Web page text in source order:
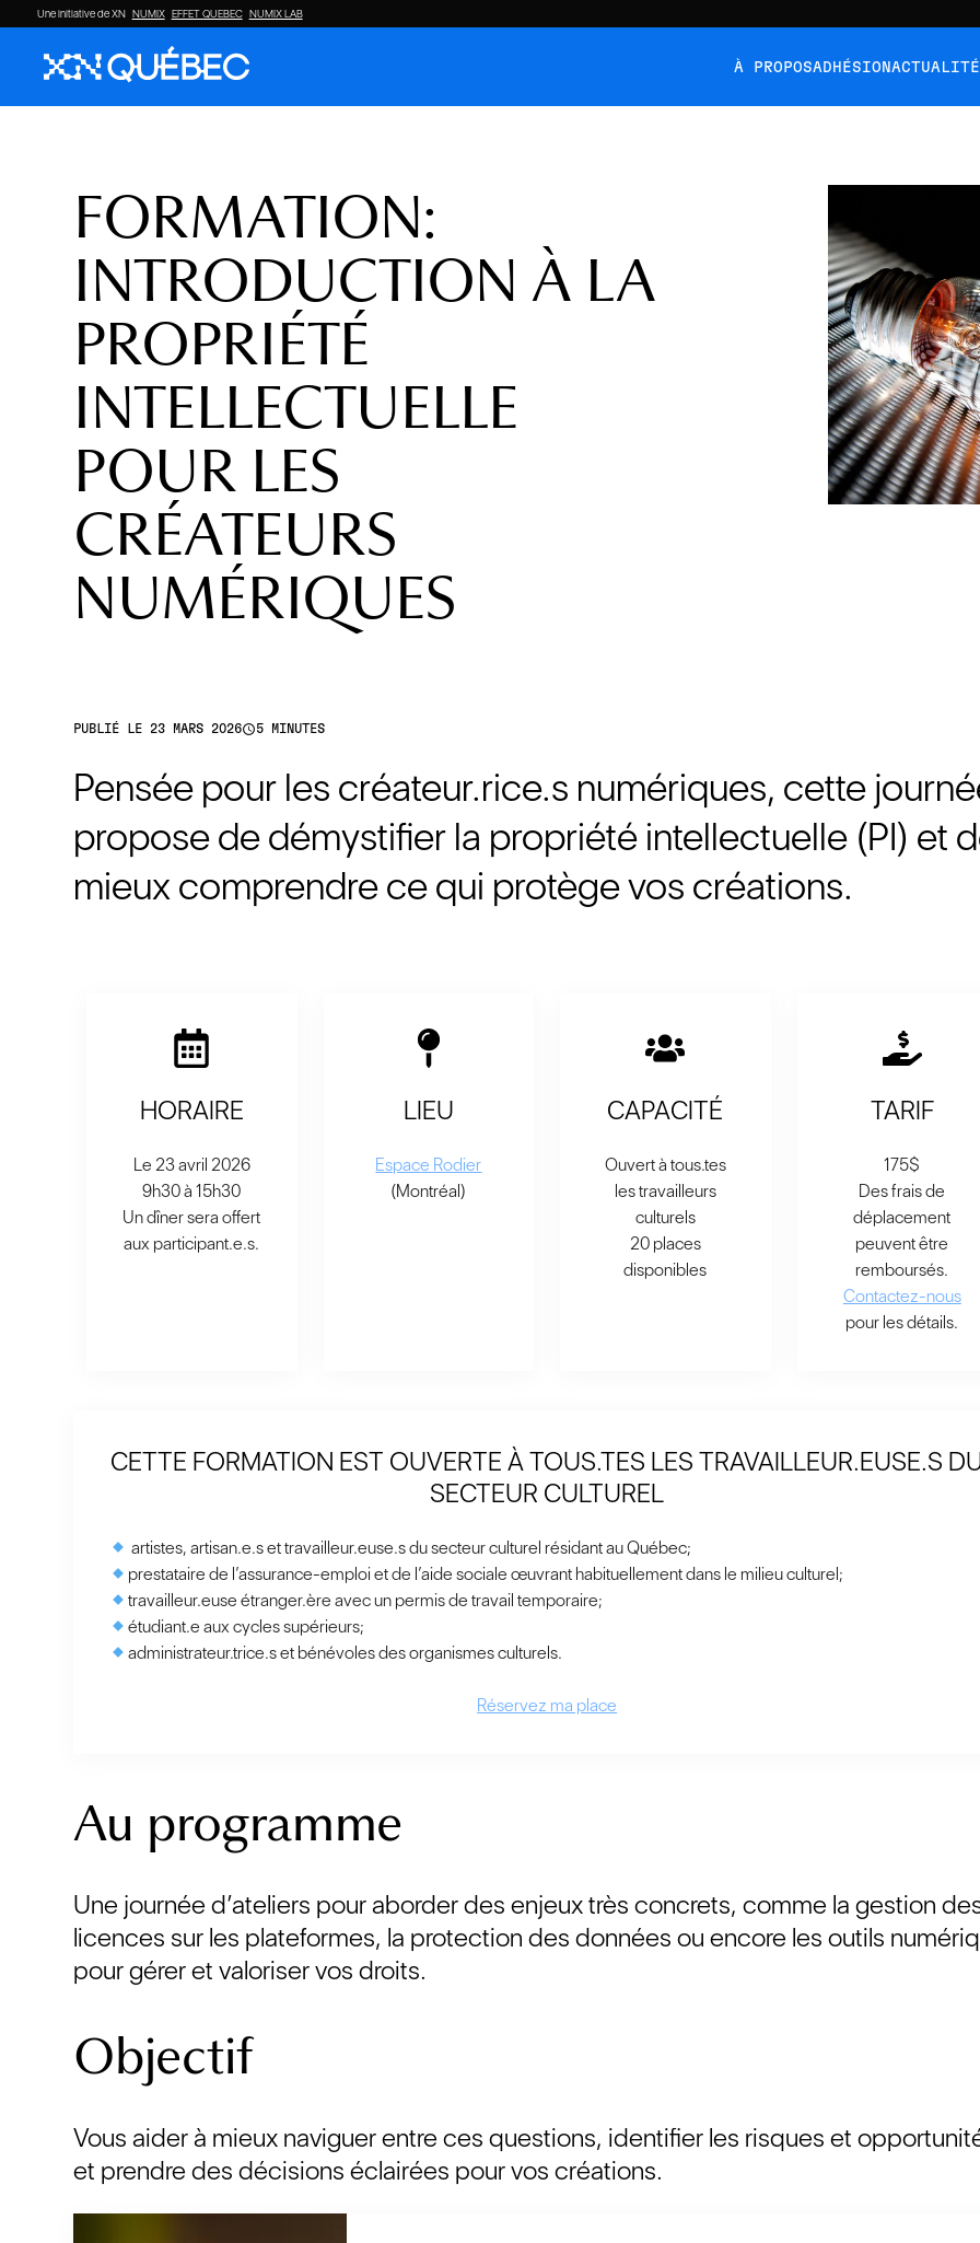
Une initiative de XN NUMIX EFFET QUEBEC NUMIX LAB
À PROPOSADHÉSION
FORMATION:
INTRODUCTION À LA
PROPRIÉTÉ
INTELLECTUELLE
POUR LES
CRÉATEURS
NUMÉRIQUES
PUBLIÉ LE 23 MARS 2026access_time5 MINUTES
Pensée pour les créateur.rice.s numériques, cette
propose de démystifier la propriété intellectuelle (PI) et
mieux comprendre ce qui protège vos créations.
HORAIRE
Le 23 avril 2026
9h30 à 15h30
Un dîner sera offert
aux participant.e.s.
LIEU
Espace Rodier
(Montréal)
CAPACITÉ
Ouvert à tous.tes
les travailleurs
culturels
20 places
disponibles
TARIF
175$
Des frais de
déplacement
peuvent être
remboursés.
Contactez-nous
pour les détails.
CETTE FORMATION EST OUVERTE À TOUS.TES LES TRAVAILLEUR.EUSE.S
SECTEUR CULTUREL
artistes, artisan.e.s et travailleur.euse.s du secteur culturel résidant au Québec;
prestataire de l’assurance-emploi et de l’aide sociale œuvrant habituellement dans le milieu culturel;
travailleur.euse étranger.ère avec un permis de travail temporaire;
étudiant.e aux cycles supérieurs;
administrateur.trice.s et bénévoles des organismes culturels.
Réservez ma place
Au programme
Une journée d’ateliers pour aborder des enjeux très concrets, comme la gestion
licences sur les plateformes, la protection des données ou encore les outils
pour gérer et valoriser vos droits.
Objectif
Vous aider à mieux naviguer entre ces questions, identifier les risques et
et prendre des décisions éclairées pour vos créations.